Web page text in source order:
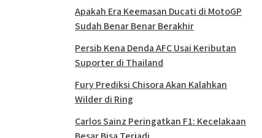
Apakah Era Keemasan Ducati di MotoGP
Sudah Benar Benar Berakhir
Persib Kena Denda AFC Usai Keributan
Suporter di Thailand
Fury Prediksi Chisora Akan Kalahkan
Wilder di Ring
Carlos Sainz Peringatkan F1: Kecelakaan